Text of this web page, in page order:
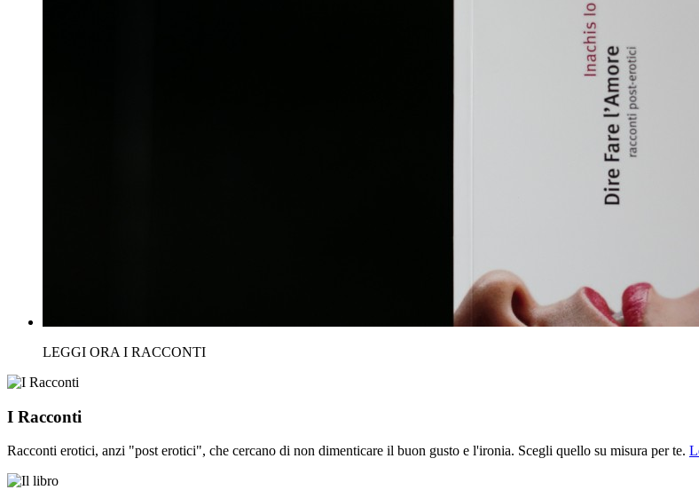
LEGGI ORA I RACCONTI
I Racconti
Racconti erotici, anzi "post erotici", che cercano di non dimenticare il buon gusto e l'ironia. Scegli quello su misura per te.